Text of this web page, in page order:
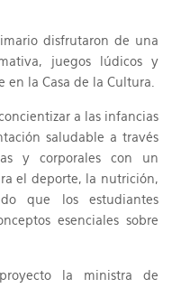
disfrutaron de una
juegos lúdicos y
la Casa de la Cultura.
a las infancias
saludable a través
y corporales con un
el deporte, la nutrición,
que los estudiantes
esenciales sobre
la ministra de